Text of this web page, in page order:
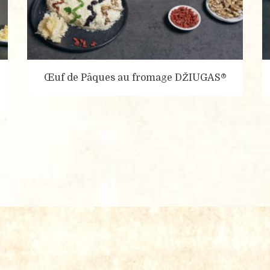
Œuf de Pâques au fromage DŽIUGAS®